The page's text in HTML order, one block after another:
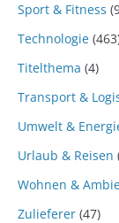
Sport & Fitness
Technologie
Titelthema (4)
Transport &
Umwelt &
Urlaub & Reisen
Wohnen &
Zulieferer (47)